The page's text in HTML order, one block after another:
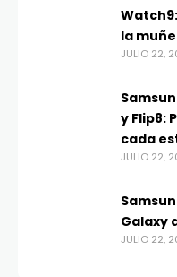
la
JULIO 22,
y Flip8:
cada
JULIO 22,
Galaxy
JULIO 22,